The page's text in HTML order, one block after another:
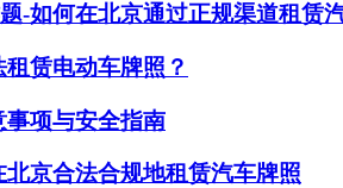
-如何在北京通过正规渠道租赁
赁电动车牌照？
项与安全指南
京合法合规地租赁汽车牌照